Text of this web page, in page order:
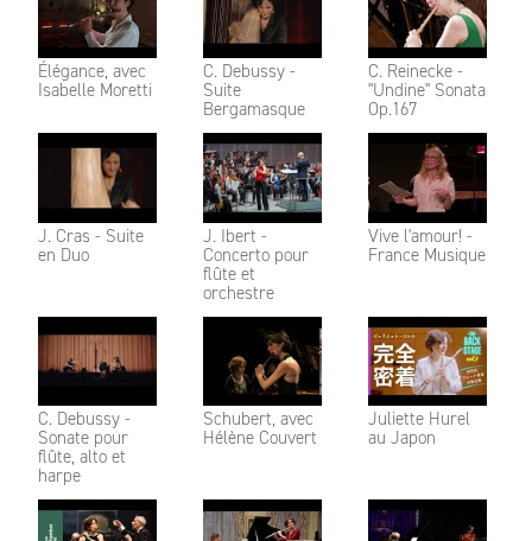
Élégance, avec
Isabelle Moretti
C. Debussy -
Suite
Bergamasque
C. Reinecke -
"Undine" Sonata
Op.167
J. Cras - Suite
en Duo
J. Ibert -
Concerto pour
flûte et
orchestre
Vive l'amour! -
France Musique
C. Debussy -
Sonate pour
flûte, alto et
harpe
Schubert, avec
Hélène Couvert
Juliette Hurel
au Japon